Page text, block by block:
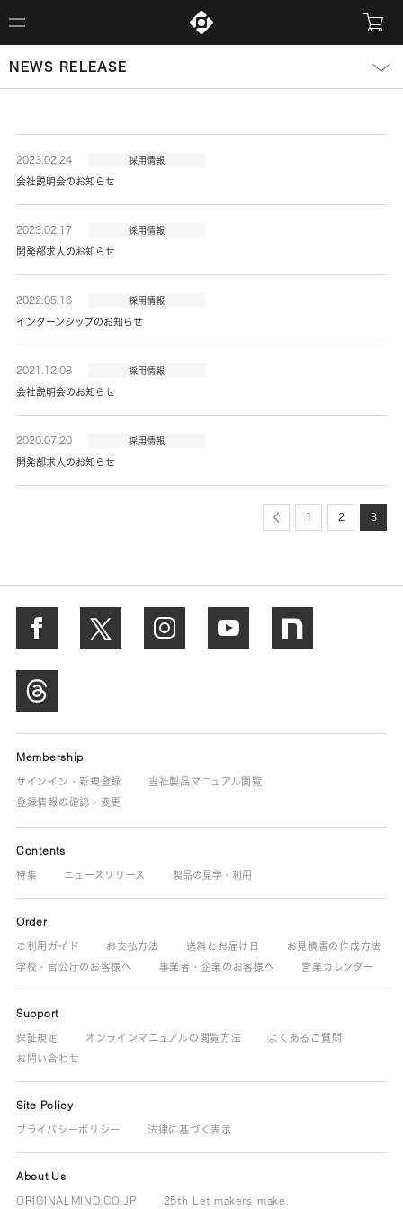
NEWS RELEASE
2023.02.24 採用情報
会社説明会のお知らせ
2023.02.17 採用情報
開発部求人のお知らせ
2022.05.16 採用情報
インターンシップのお知らせ
2021.12.08 採用情報
会社説明会のお知らせ
2020.07.20 採用情報
開発部求人のお知らせ
1 2 3
Membership
サインイン・新規登録
当社製品マニュアル閲覧
登録情報の確認・変更
Contents
特集 ニュースリリース 製品の見学・利用
Order
ご利用ガイド お支払方法 送料とお届け日
お見積書の作成方法
学校・官公庁のお客様へ
事業者・企業のお客様へ 営業カレンダー
Support
保証規定 オンラインマニュアルの閲覧方法
よくあるご質問
お問い合わせ
Site Policy
プライバシーポリシー 法律に基づく表示
About Us
ORIGINALMIND.CO.JP 25th Let makers make.